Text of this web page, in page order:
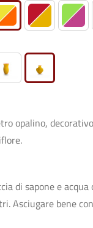
opalino,
di sapone e acqua
Asciugare bene